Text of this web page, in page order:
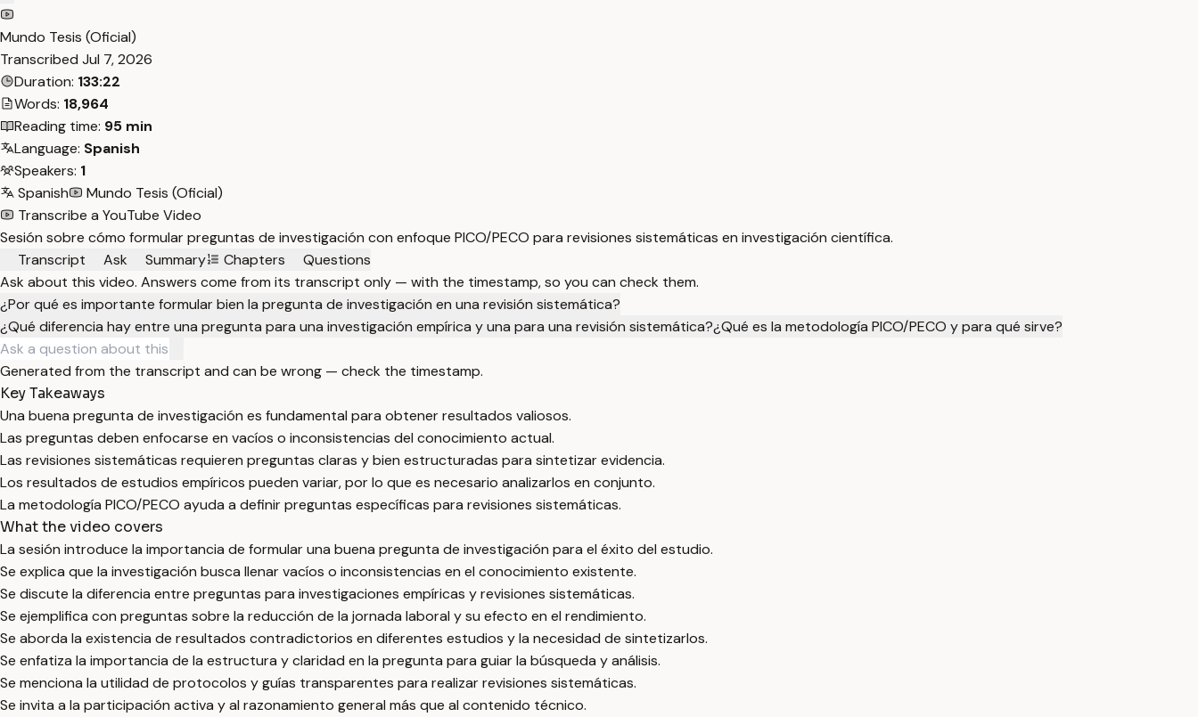
Mundo Tesis (Oficial)
Transcribed Jul 7, 2026
Duration: 133:22
Words: 18,964
Reading time: 95 min
Language: Spanish
Speakers: 1
Spanish
Mundo Tesis (Oficial)
Transcribe a YouTube Video
Sesión sobre cómo formular preguntas de investigación con enfoque PICO/PECO para revisiones sistemáticas en investigación científica.
Transcript
Ask Summary Chapters
Questions
Ask about this video. Answers come from its transcript only — with the timestamp, so you can check them.
¿Por qué es importante formular bien la pregunta de investigación en una revisión sistemática?
¿Qué diferencia hay entre una pregunta para una investigación empírica y una para una revisión sistemática?¿Qué es la metodología PICO/PECO y para qué sirve?
Generated from the transcript and can be wrong — check the timestamp.
Key Takeaways
Una buena pregunta de investigación es fundamental para obtener resultados valiosos.
Las preguntas deben enfocarse en vacíos o inconsistencias del conocimiento actual.
Las revisiones sistemáticas requieren preguntas claras y bien estructuradas para sintetizar evidencia.
Los resultados de estudios empíricos pueden variar, por lo que es necesario analizarlos en conjunto.
La metodología PICO/PECO ayuda a definir preguntas específicas para revisiones sistemáticas.
What the video covers
La sesión introduce la importancia de formular una buena pregunta de investigación para el éxito del estudio.
Se explica que la investigación busca llenar vacíos o inconsistencias en el conocimiento existente.
Se discute la diferencia entre preguntas para investigaciones empíricas y revisiones sistemáticas.
Se ejemplifica con preguntas sobre la reducción de la jornada laboral y su efecto en el rendimiento.
Se aborda la existencia de resultados contradictorios en diferentes estudios y la necesidad de sintetizarlos.
Se enfatiza la importancia de la estructura y claridad en la pregunta para guiar la búsqueda y análisis.
Se menciona la utilidad de protocolos y guías transparentes para realizar revisiones sistemáticas.
Se invita a la participación activa y al razonamiento general más que al contenido técnico.